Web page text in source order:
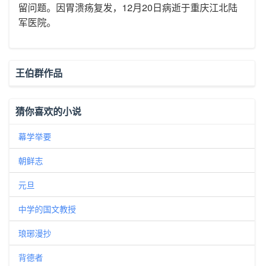
留问题。因胃溃疡复发，12月20日病逝于重庆江北陆
军医院。
王伯群作品
猜你喜欢的小说
幕学举要
朝鲜志
元旦
中学的国文教授
琅琊漫抄
背德者